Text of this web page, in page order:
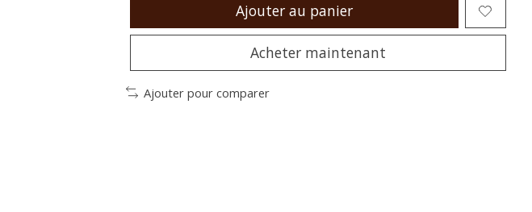
Ajouter au panier
Acheter maintenant
Ajouter pour comparer